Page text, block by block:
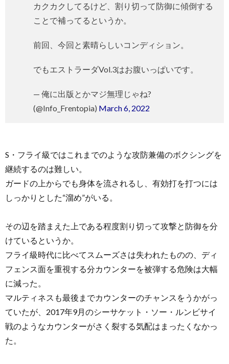
カクカクしてるけど、割り切って防御に傾倒する
ことで補ってるというか。
前回、今回と素晴らしいコンディション。
でもエストラーダVol.3はお腹いっぱいです。
— 俺に出版とかマジ無理じゃね?
(@Info_Frentopia) March 6, 2022
S・フライ級ではこれまでのような攻防兼備のボクシングを
継続するのは難しい。
ガードの上からでも身体を流されるし、有効打を打つには
しっかりとした“溜め”がいる。
その辺を踏まえた上である程度割り切って攻撃と防御を分
けているというか。
フライ級時代に比べてスムーズさは失われたものの、ディ
フェンス面を重視する分カウンターを被弾する危険は大幅
に減った。
マルティネスも最後までカウンターのチャンスをうかがっ
ていたが、2017年9月のシーサケット・ソー・ルンビサイ
戦のようなカウンターがさく裂する気配はまったくなかっ
た。